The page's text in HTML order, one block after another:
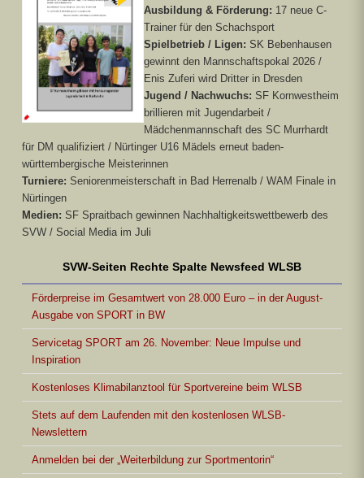
Ausbildung & Förderung: 17 neue C-
Trainer für den Schachsport
Spielbetrieb / Ligen: SK Bebenhausen
gewinnt den Mannschaftspokal 2026 /
Enis Zuferi wird Dritter in Dresden
Jugend / Nachwuchs: SF Kornwestheim
brillieren mit Jugendarbeit /
Mädchenmannschaft des SC Murrhardt
für DM qualifiziert / Nürtinger U16 Mädels erneut baden-
württembergische Meisterinnen
Turniere: Seniorenmeisterschaft in Bad Herrenalb / WAM Finale in
Nürtingen
Medien: SF Spraitbach gewinnen Nachhaltigkeitswettbewerb des
SVW / Social Media im Juli
SVW-Seiten Rechte Spalte Newsfeed WLSB
Förderpreise im Gesamtwert von 28.000 Euro – in der August-
Ausgabe von SPORT in BW
Servicetag SPORT am 26. November: Neue Impulse und
Inspiration
Kostenloses Klimabilanztool für Sportvereine beim WLSB
Stets auf dem Laufenden mit den kostenlosen WLSB-
Newslettern
Anmelden bei der „Weiterbildung zur Sportmentorin“